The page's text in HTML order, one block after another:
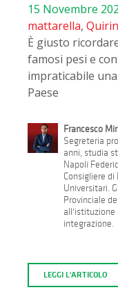
15 Novembre
mattarella,
È giusto
famosi pesi e
impraticabile
Paese
Francesco
Segreteria
anni, studia
Napoli
Consigliere
Universitari.
Provinciale
all'istituzione
integrazione.
LEGGI L'ARTICOLO